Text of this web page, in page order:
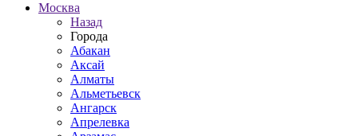
Москва
Назад
Города
Абакан
Аксай
Алматы
Альметьевск
Ангарск
Апрелевка